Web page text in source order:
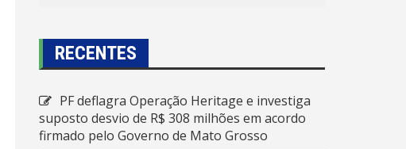
RECENTES
PF deflagra Operação Heritage e investiga
suposto desvio de R$ 308 milhões em acordo
firmado pelo Governo de Mato Grosso